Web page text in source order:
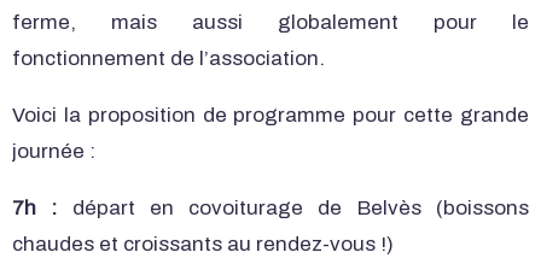
ferme, mais aussi globalement pour le
fonctionnement de l’association.
Voici la proposition de programme pour cette grande
journée :
7h : départ en covoiturage de Belvès (boissons
chaudes et croissants au rendez-vous !)